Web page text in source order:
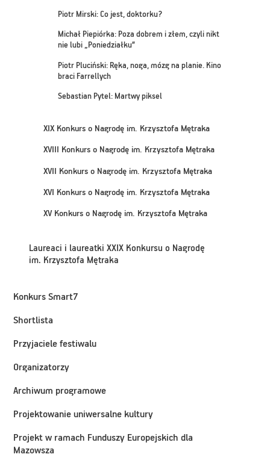
Piotr Mirski: Co jest, doktorku?
Michał Piepiórka: Poza dobrem i złem, czyli nikt
nie lubi „Poniedziałku”
Piotr Pluciński: Ręka, noga, mózg na planie. Kino
braci Farrellych
Sebastian Pytel: Martwy piksel
XIX Konkurs o Nagrodę im. Krzysztofa Mętraka
XVIII Konkurs o Nagrodę im. Krzysztofa Mętraka
XVII Konkurs o Nagrodę im. Krzysztofa Mętraka
XVI Konkurs o Nagrodę im. Krzysztofa Mętraka
XV Konkurs o Nagrodę im. Krzysztofa Mętraka
Laureaci i laureatki XXIX Konkursu o Nagrodę
im. Krzysztofa Mętraka
Konkurs Smart7
Shortlista
Przyjaciele festiwalu
Organizatorzy
Archiwum programowe
Projektowanie uniwersalne kultury
Projekt w ramach Funduszy Europejskich dla
Mazowsza